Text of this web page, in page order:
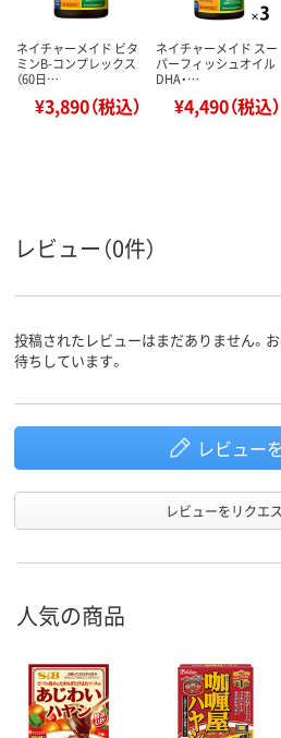
ネイチャーメイド ビタ
ミンB-コンプレックス
（60日…
¥3,890（税込）
ネイチャーメイド スー
パーフィッシュオイル
DHA・…
¥4,490（税込）
レビュー（0件）
投稿されたレビューはまだありません。
待ちしています。
レビュー
レビューをリクエ
人気の商品